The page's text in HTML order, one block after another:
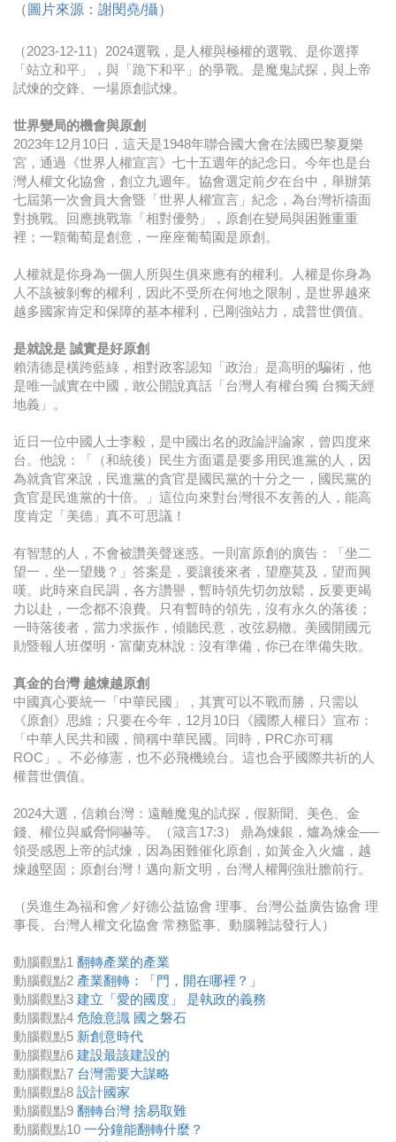
（圖片來源：謝閔堯/攝）
（2023-12-11）2024選戰，是人權與極權的選戰、是你選擇
「站立和平」，與「跪下和平」的爭戰。是魔鬼試探，與上帝
試煉的交鋒、一場原創試煉。
世界變局的機會與原創
2023年12月10日，這天是1948年聯合國大會在法國巴黎夏樂
宮，通過《世界人權宣言》七十五週年的紀念日。今年也是台
灣人權文化協會，創立九週年。協會選定前夕在台中，舉辦第
七屆第一次會員大會暨「世界人權宣言」紀念，為台灣祈禱面
對挑戰。回應挑戰靠「相對優勢」，原創在變局與困難重重
裡；一顆葡萄是創意，一座座葡萄園是原創。
人權就是你身為一個人所與生俱來應有的權利。人權是你身為
人不該被剝奪的權利，因此不受所在何地之限制，是世界越來
越多國家肯定和保障的基本權利，已剛強站力，成普世價值。
是就說是 誠實是好原創
賴清德是橫跨藍綠，相對政客認知「政治」是高明的騙術，他
是唯一誠實在中國，敢公開說真話「台灣人有權台獨 台獨天經
地義」。
近日一位中國人士李毅，是中國出名的政論評論家，曾四度來
台。他說：「（和統後）民生方面還是要多用民進黨的人，因
為就貪官來說，民進黨的貪官是國民黨的十分之一，國民黨的
貪官是民進黨的十倍。」這位向來對台灣很不友善的人，能高
度肯定「美德」真不可思議！
有智慧的人，不會被讚美聲迷惑。一則富原創的廣告：「坐二
望一，坐一望幾？」答案是，要讓後來者，望塵莫及，望而興
嘆。此時來自民調，各方讚譽，暫時領先切勿放鬆，反要更竭
力以赴，一念都不浪費。只有暫時的領先，沒有永久的落後；
一時落後者，當力求振作，傾聽民意，改弦易轍。美國開國元
勛暨報人班傑明・富蘭克林說：沒有準備，你已在準備失敗。
真金的台灣 越煉越原創
中國真心要統一「中華民國」，其實可以不戰而勝，只需以
《原創》思維；只要在今年，12月10日《國際人權日》宣布：
「中華人民共和國，簡稱中華民國。同時，PRC亦可稱
ROC」。不必修憲，也不必飛機繞台。這也合乎國際共祈的人
權普世價值。
2024大選，信賴台灣：遠離魔鬼的試探，假新聞、美色、金
錢、權位與威脅恫嚇等。（箴言17:3） 鼎為煉銀，爐為煉金──
領受感恩上帝的試煉，因為困難催化原創，如黃金入火爐，越
煉越堅固；原創台灣！邁向新文明，台灣人權剛強壯膽前行。
（吳進生為福和會／好德公益協會 理事、台灣公益廣告協會 理
事長、台灣人權文化協會 常務監事、動腦雜誌發行人）
動腦觀點1 翻轉產業的產業
動腦觀點2 產業翻轉：「門，開在哪裡？」
動腦觀點3 建立「愛的國度」 是執政的義務
動腦觀點4 危險意識 國之磐石
動腦觀點5 新創意時代
動腦觀點6 建設最該建設的
動腦觀點7 台灣需要大謀略
動腦觀點8 設計國家
動腦觀點9 翻轉台灣 捨易取難
動腦觀點10 一分鐘能翻轉什麼？